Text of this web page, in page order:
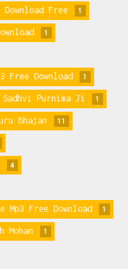
Download Free 1
1
Free Download 1
Sadhvi Purnima Ji 1
Bhajan 11
4
Mp3 Free Download 1
Mohan 1